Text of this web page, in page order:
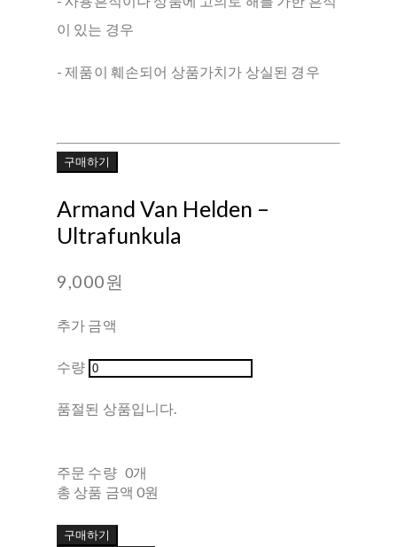
이 있는 경우
- 제품이 훼손되어 상품가치가 상실된 경우
구매하기
Armand Van Helden –
Ultrafunkula
9,000원
추가 금액
수량
품절된 상품입니다.
주문 수량 0개
총 상품 금액 0원
구매하기